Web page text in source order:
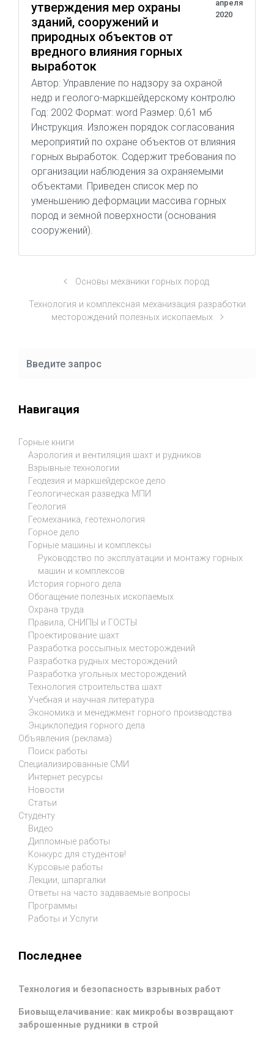
утверждения мер охраны
зданий, сооружений и
природных объектов от
вредного влияния горных
выработок
апреля
2020
Автор: Управление по надзору за охраной
недр и геолого-маркшейдерскому контролю
Год: 2002 Формат: word Размер: 0,61 мб
Инструкция. Изложен порядок согласования
мероприятий по охране объектов от влияния
горных выработок. Содержит требования по
организации наблюдения за охраняемыми
объектами. Приведен список мер по
уменьшению деформации массива горных
пород и земной поверхности (основания
сооружений).
Основы механики горных пород
Технология и комплексная механизация разработки
месторождений полезных ископаемых
Навигация
Горные книги
Аэрология и вентиляция шахт и рудников
Взрывные технологии
Геодезия и маркшейдерское дело
Геологическая разведка МПИ
Геология
Геомеханика, геотехнология
Горное дело
Горные машины и комплексы
Руководство по эксплуатации и монтажу горных
машин и комплексов
История горного дела
Обогащение полезных ископаемых
Охрана труда
Правила, СНИПЫ и ГОСТЫ
Проектирование шахт
Разработка россыпных месторождений
Разработка рудных месторождений
Разработка угольных месторождений
Технология строительства шахт
Учебная и научная литература
Экономика и менеджмент горного производства
Энциклопедия горного дела
Объявления (реклама)
Поиск работы
Специализированные СМИ
Интернет ресурсы
Новости
Статьи
Студенту
Видео
Дипломные работы
Конкурс для студентов!
Курсовые работы
Лекции, шпаргалки
Ответы на часто задаваемые вопросы
Программы
Работы и Услуги
Последнее
Технология и безопасность взрывных работ
Биовыщелачивание: как микробы возвращают
заброшенные рудники в строй